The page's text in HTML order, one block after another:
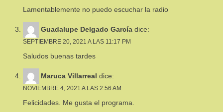
Lamentablemente no puedo escuchar la radio
Guadalupe Delgado García dice:
SEPTIEMBRE 20, 2021 A LAS 11:17 PM
Saludos buenas tardes
Maruca Villarreal dice:
NOVIEMBRE 4, 2021 A LAS 2:56 AM
Felicidades. Me gusta el programa.